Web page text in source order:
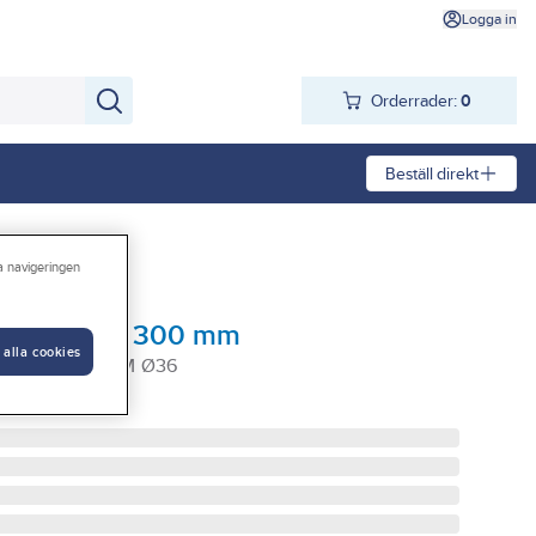
Logga in
Orderrader: 0
Beställ direkt
Ø36 300 mm
PLAST 300MM Ø36
navigeringen
alla cookies